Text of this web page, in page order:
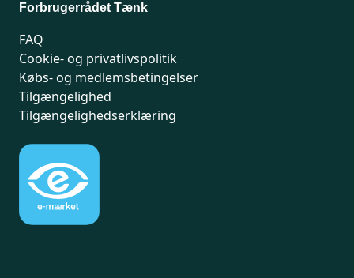
Forbrugerrådet Tænk
FAQ
Cookie- og privatlivspolitik
Købs- og medlemsbetingelser
Tilgængelighed
Tilgængelighedserklæring